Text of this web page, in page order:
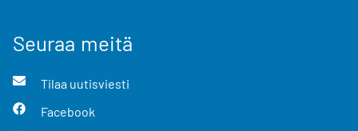
Seuraa meitä
Tilaa uutisviesti
Facebook